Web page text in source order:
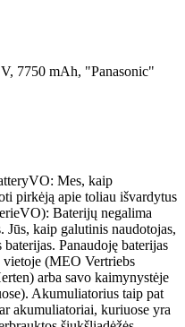
7750 mAh, "Panasonic"
Mes, kaip
pirkėją apie toliau išvardytus
Baterijų negalima
Jūs, kaip galutinis naudotojas,
Panaudoję baterijas
vietoje (MEO Vertriebs
arba savo kaimynystėje
Akumuliatorius taip pat
akumuliatoriai, kuriuose yra